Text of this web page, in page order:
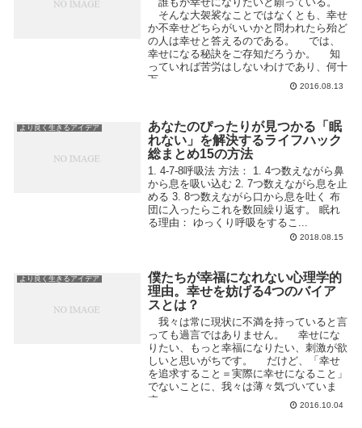
そんな大袈裟なことではなくとも、幸せ
か不幸せどちらがいいかと問われたら殆ど
の人は幸せと答えるのである。 では、
幸せになる秘訣をご存知だろうか。 知
っていれば苦労はしないわけであり、何十
万...
2016.08.13
より良く生きるアイデア
あなたのぴったりが見つかる「眠
れない」を解決するライフハック
総まとめ15の方法
1. 4-7-8呼吸法 方法： 1. 4つ数えながら鼻
から息を吸い込む 2. 7つ数えながら息を止
める 3. 8つ数えながら口から息を吐く 布
団に入ったらこれを数回繰り返す。 眠れ
る理由： ゆっくり呼吸をするこ...
2018.08.15
より良く生きるアイデア
僕たちが幸福になれない心理学的
理由。幸せを妨げる4つのバイア
スとは？
我々は常に現状に不満を持っていると言
っても過言ではありません。 幸せにな
りたい、もっと幸福になりたい、刺激が欲
しいと思いがちです。 だけど、「幸せ
を追求すること＝実際に幸せになること」
でないことに、我々は薄々気づいていま
す。 ...
2016.10.04